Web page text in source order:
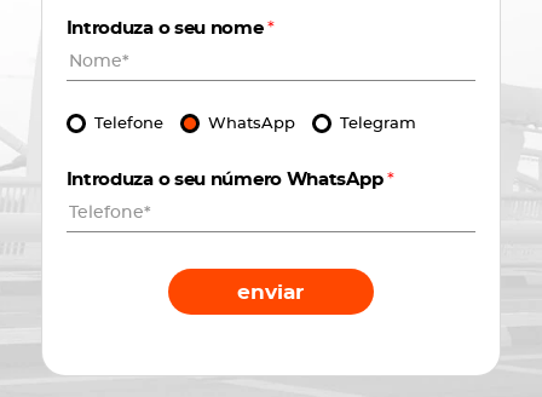
Introduza o seu nome*
Telefone WhatsApp Telegram
Introduza o seu número WhatsApp *
enviar